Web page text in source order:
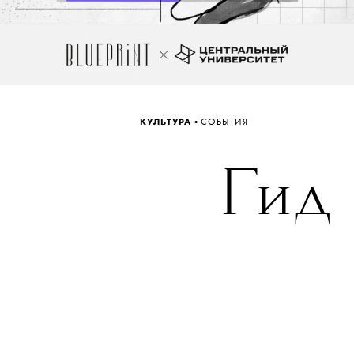
КУЛЬТУРА • СОБЫТИЯ
Гид